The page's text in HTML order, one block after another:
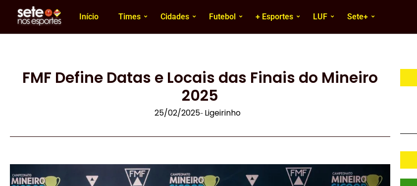
Início Times Cidades Futebol + Esportes LUF Sete+
FMF Define Datas e Locais das Finais do Mineiro
2025
25/02/2025- Ligeirinho